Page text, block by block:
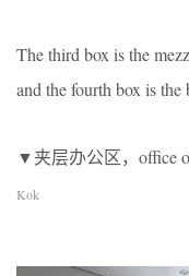
The third box is the
and the fourth box is
▼夹层办公区，office
Kok